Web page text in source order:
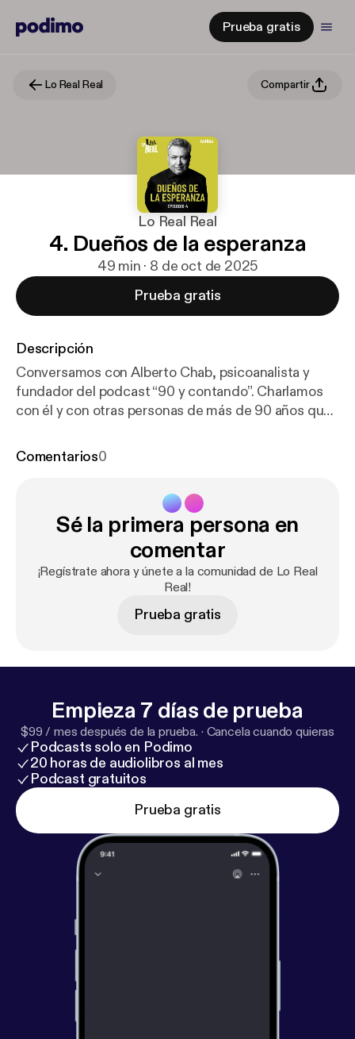
Prueba gratis
Lo Real Real Compartir
Lo Real Real
4. Dueños de la esperanza
49 min · 8 de oct de 2025
Prueba gratis
Descripción
Conversamos con Alberto Chab, psicoanalista y
fundador del podcast “90 y contando”. Charlamos
con él y con otras personas de más de 90 años que
¿Cómo se llega al final del siglo con ganas de más?
juventudes. ¿Cómo se reinventa la esperanza?
¿Qué futuros nos animamos a imaginar?
Comentarios0
Sé la primera persona en
comentar
¡Regístrate ahora y únete a la comunidad de Lo Real
Real!
Prueba gratis
Empieza 7 días de prueba
$99 / mes después de la prueba. · Cancela cuando quieras
Podcasts solo en Podimo
20 horas de audiolibros al mes
Podcast gratuitos
Prueba gratis